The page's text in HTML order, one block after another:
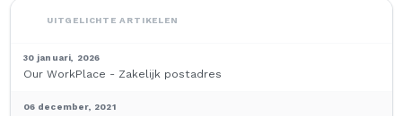
UITGELICHTE ARTIKELEN
30 januari, 2026
Our WorkPlace - Zakelijk postadres
06 december, 2021